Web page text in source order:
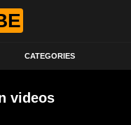
CATEGORIES
videos